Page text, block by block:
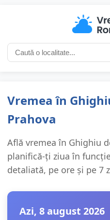
Vremea în
Prahova
Află vremea în Ghighiu
planifică-ți ziua în
detaliată, pe ore și pe 7
Azi, 8 august 2026